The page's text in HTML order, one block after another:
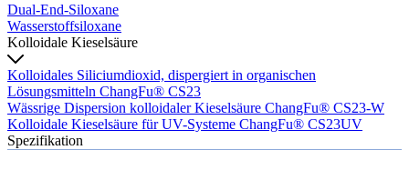
Dual-End-Siloxane
Wasserstoffsiloxane
Kolloidale Kieselsäure
Kolloidales Siliciumdioxid, dispergiert in organischen
Lösungsmitteln ChangFu® CS23
Wässrige Dispersion kolloidaler Kieselsäure ChangFu® CS23-W
Kolloidale Kieselsäure für UV-Systeme ChangFu® CS23UV
Spezifikation